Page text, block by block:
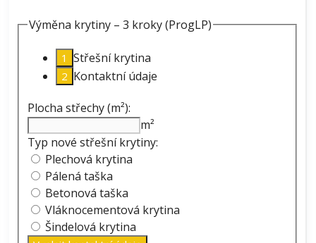
Výměna krytiny – 3 kroky (ProgLP)
Střešní krytina
Kontaktní údaje
Plocha střechy (m²):
m²
Typ nové střešní krytiny:
Plechová krytina
Pálená taška
Betonová taška
Vláknocementová krytina
Šindelová krytina